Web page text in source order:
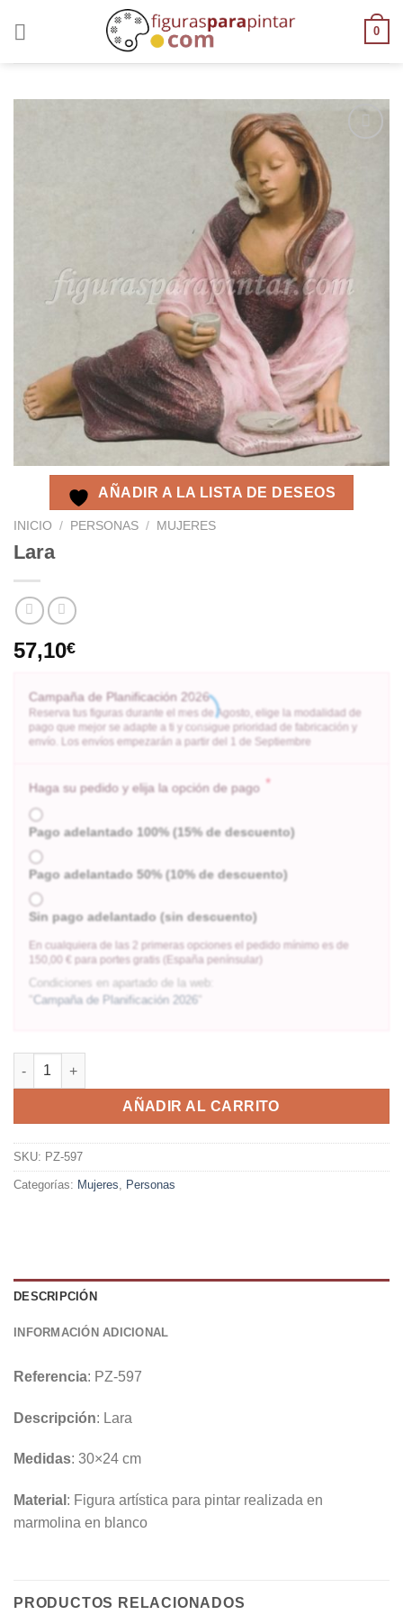
0
AÑADIR
A LA
LISTA
DE
DESEOS
AÑADIR A LA LISTA DE DESEOS
INICIO / PERSONAS / MUJERES
Lara
57,10€
Campaña de Planificación 2026
Reserva tus figuras durante el mes de Agosto, elige la modalidad de
pago que mejor se adapte a ti y consigue prioridad de fabricación y
envío. Los envíos empezarán a partir del 1 de Septiembre
Haga su pedido y elija la opción de pago *
Pago adelantado 100% (15% de descuento)
Pago adelantado 50% (10% de descuento)
Sin pago adelantado (sin descuento)
En cualquiera de las 2 primeras opciones el pedido mínimo es de
150,00 € para portes gratis (España penínsular)
Condiciones en apartado de la web:
" Campaña de Planificación 2026 "
AÑADIR AL CARRITO
SKU: PZ-597
Categorías: Mujeres Personas
DESCRIPCIÓN
INFORMACIÓN ADICIONAL
Referencia: PZ-597
Descripción: Lara
Medidas: 30×24 cm
Material : Figura artística para pintar realizada en
marmolina en blanco
PRODUCTOS RELACIONADOS